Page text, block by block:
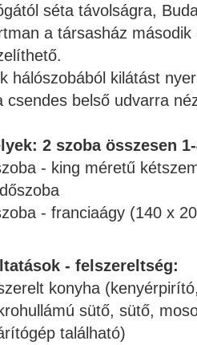
séta távolságra,
a társasház
hálószobából kilátást
csendes belső udvarra
2 szoba összesen
- king méretű
- franciaágy (140 x
- felszereltség:
konyha (
sütő, sütő,
található)